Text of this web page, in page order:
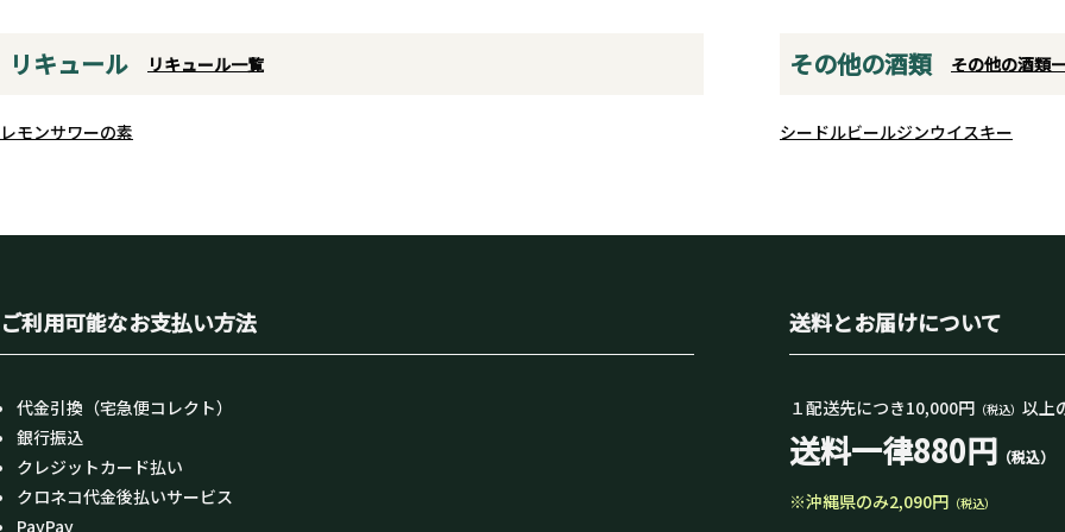
リキュール リキュール一覧
レモンサワーの素
その他の酒類 その他の酒類
シードルビールジンウイスキー
ご利用可能なお支払い方法
代金引換（宅急便コレクト）
銀行振込
クレジットカード払い
クロネコ代金後払いサービス
PayPay
送料とお届けについて
１配送先につき10,000円 （税込） 以上
送料一律880円 （税込）
※沖縄県のみ2,090円 （税込）